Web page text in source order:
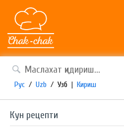
Рус / Uzb / Узб | Кириш
Кун рецепти